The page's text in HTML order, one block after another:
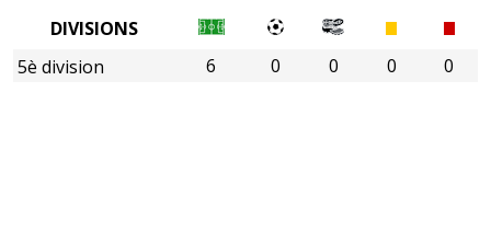
6 0 0 0 0
DIVISIONS
5è division